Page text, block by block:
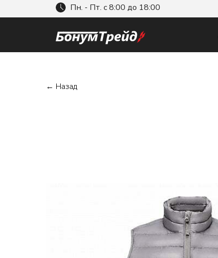
Пн. - Пт. с 8:00 до 18:00
← Назад